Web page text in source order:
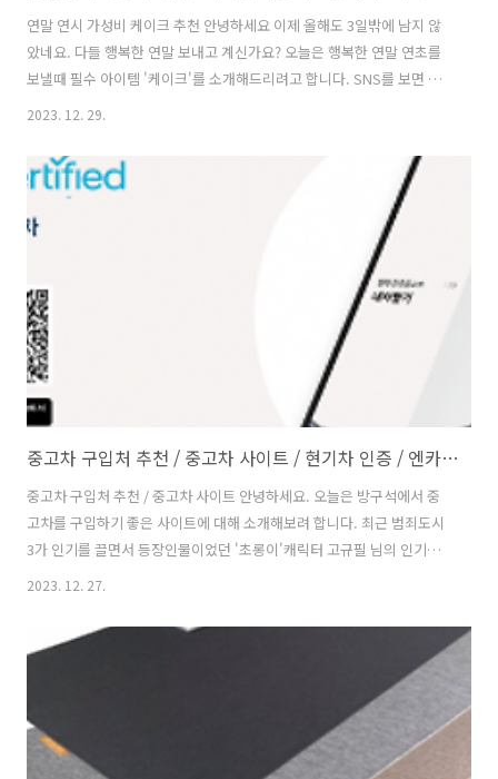
연말 연시 가성비 케이크 추천 안녕하세요 이제 올해도 3일밖에 남지 않
았네요. 다들 행복한 연말 보내고 계신가요? 오늘은 행복한 연말 연초를
보낼때 필수 아이템 '케이크'를 소개해드리려고 합니다. SNS를 보면 요
즘 너무나도 맛있어 보이는 케이크들이 많은데요 그런 케이크들은 맛은
SNS를 하지 않는 분들은 접할수조차 없는 문제가 있지요? 그래서 오늘
은 비교적 쉽게 구할 수 있으면서 맛도 좋고 가격도 그리 비싸지 않은 케
이크들을 추천드리려고 합니다. 가성비 호텔 케이크 추천 처음부터 무슨
호텔케이크인가 싶으시죠? 요즘 물가가 많이 오르면서 SNS를 통해 홍보
하는 케이크들은 이미 호텔에서 파는 케이크 가격에 가까워 졌답니다. 물
론 솜씨 ..
2023. 12. 29.
중고차 구입처 추천 / 중고차 사이트 / 현기차 인증 / 엔카 / 케이카 / 초롱이?
중고차 구입처 추천 / 중고차 사이트 안녕하세요. 오늘은 방구석에서 중
고차를 구입하기 좋은 사이트에 대해 소개해보려 합니다. 최근 범죄도시
3가 인기를 끌면서 등장인물이었던 '초롱이'캐릭터 고규필 님의 인기가
하늘을 찌르고 있는데 그 초롱이의 직업이 바로 중고차 딜러입니다. 예전
중고차량을 구입하는게 보통이었는데 이제는 방구석에서 앉아서 중고차
를 쇼핑하고 또 마음에 드는 물건은 집앞에서 받아볼 수 있으니(탁송) 정
말 세상이 많이 달라진 것 같습니다. 그럼 지금부터 인터넷을 통해 중고
차를 구입하시려는 분들께 인기가 많은 사이트들을 소개해드리도록 하
겠습니다. 현대기아인증 중고차 처음으로 소개해드릴 사이트는 바로 요
즘 TV광고애서도 심심치 않게..
2023. 12. 27.